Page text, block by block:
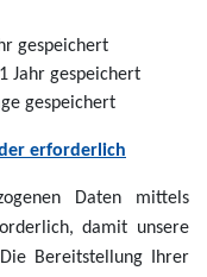
gespeichert
Jahr gespeichert
gespeichert
erforderlich
Daten mittels
damit unsere
Bereitstellung Ihrer